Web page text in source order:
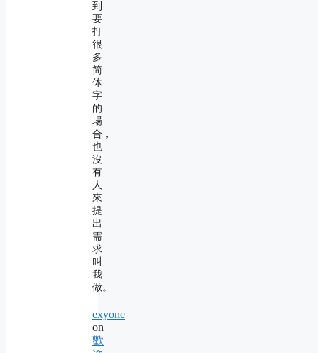
到
要
打
很
多
简
体
字
的
場
合，
也
沒
有
人
來
提
出
需
求
叫
我
做。
exyone
on
歡